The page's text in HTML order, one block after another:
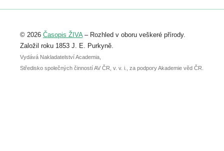
Registrovat se můžete do 6. září.
abstraktu přihlášené přednášky nebo
posteru je už 30. června.
© 2026 Časopis ŽIVA– Rozhled v oboru veškeré přírody.
Založil roku 1853 J. E. Purkyně.
Vydává Nakladatelství Academia,
Středisko společných činností AV ČR, v. v. i., za podpory Akademie věd ČR.